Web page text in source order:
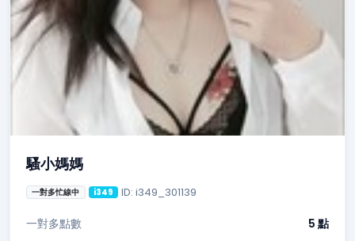
騷小媽媽
一對多忙線中 i349 ID: i349_301139
一對多點數 5 點